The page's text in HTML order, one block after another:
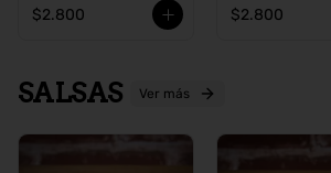
$2.800 $2.800
SALSAS Ver más